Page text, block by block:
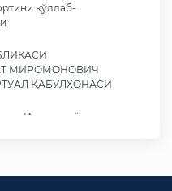
қўллаб-
МИРОМОНОВИЧ
ҚАБУЛХОНАСИ
Иқтисодиёт ва